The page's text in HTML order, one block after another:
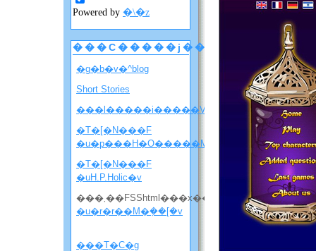
Powered by �\�z
���C�����j���[
�g�b�v�^blog
Short Stories
���l�����i�����V�����ē��j
�T�[�N���F
�u�p���H�O�����M�j�����v
�T�[�N���F
�uH.P.Holic�v
���܂��FSShtml���x��
�u�r�r��M�݂��[�v
���T�C�g